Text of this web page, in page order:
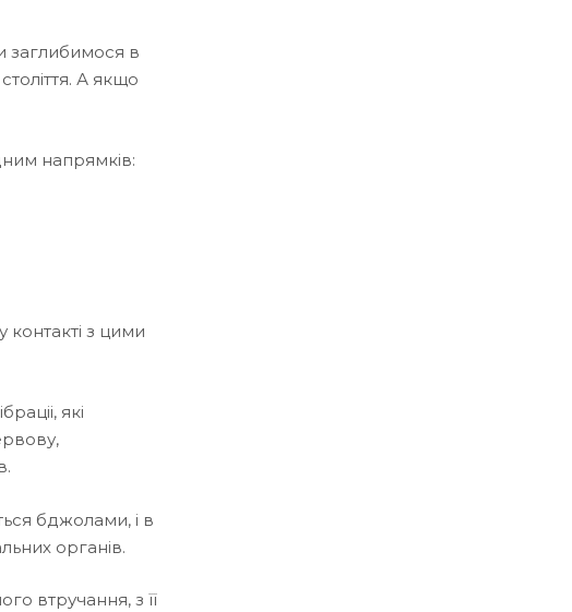
заглибимося в
А якщо
напрямків:
з цими
які
бджолами, і в
органів.
втручання, з її